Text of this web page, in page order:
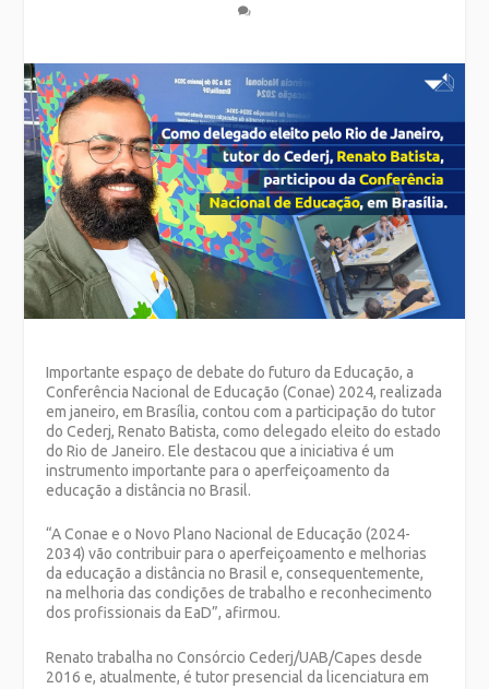
Importante espaço de debate do futuro da Educação, a
Conferência Nacional de Educação (Conae) 2024, realizada
em janeiro, em Brasília, contou com a participação do tutor
do Cederj, Renato Batista, como delegado eleito do estado
do Rio de Janeiro. Ele destacou que a iniciativa é um
instrumento importante para o aperfeiçoamento da
educação a distância no Brasil.
“A Conae e o Novo Plano Nacional de Educação (2024-
2034) vão contribuir para o aperfeiçoamento e melhorias
da educação a distância no Brasil e, consequentemente,
na melhoria das condições de trabalho e reconhecimento
dos profissionais da EaD”, afirmou.
Renato trabalha no Consórcio Cederj/UAB/Capes desde
2016 e, atualmente, é tutor presencial da licenciatura em